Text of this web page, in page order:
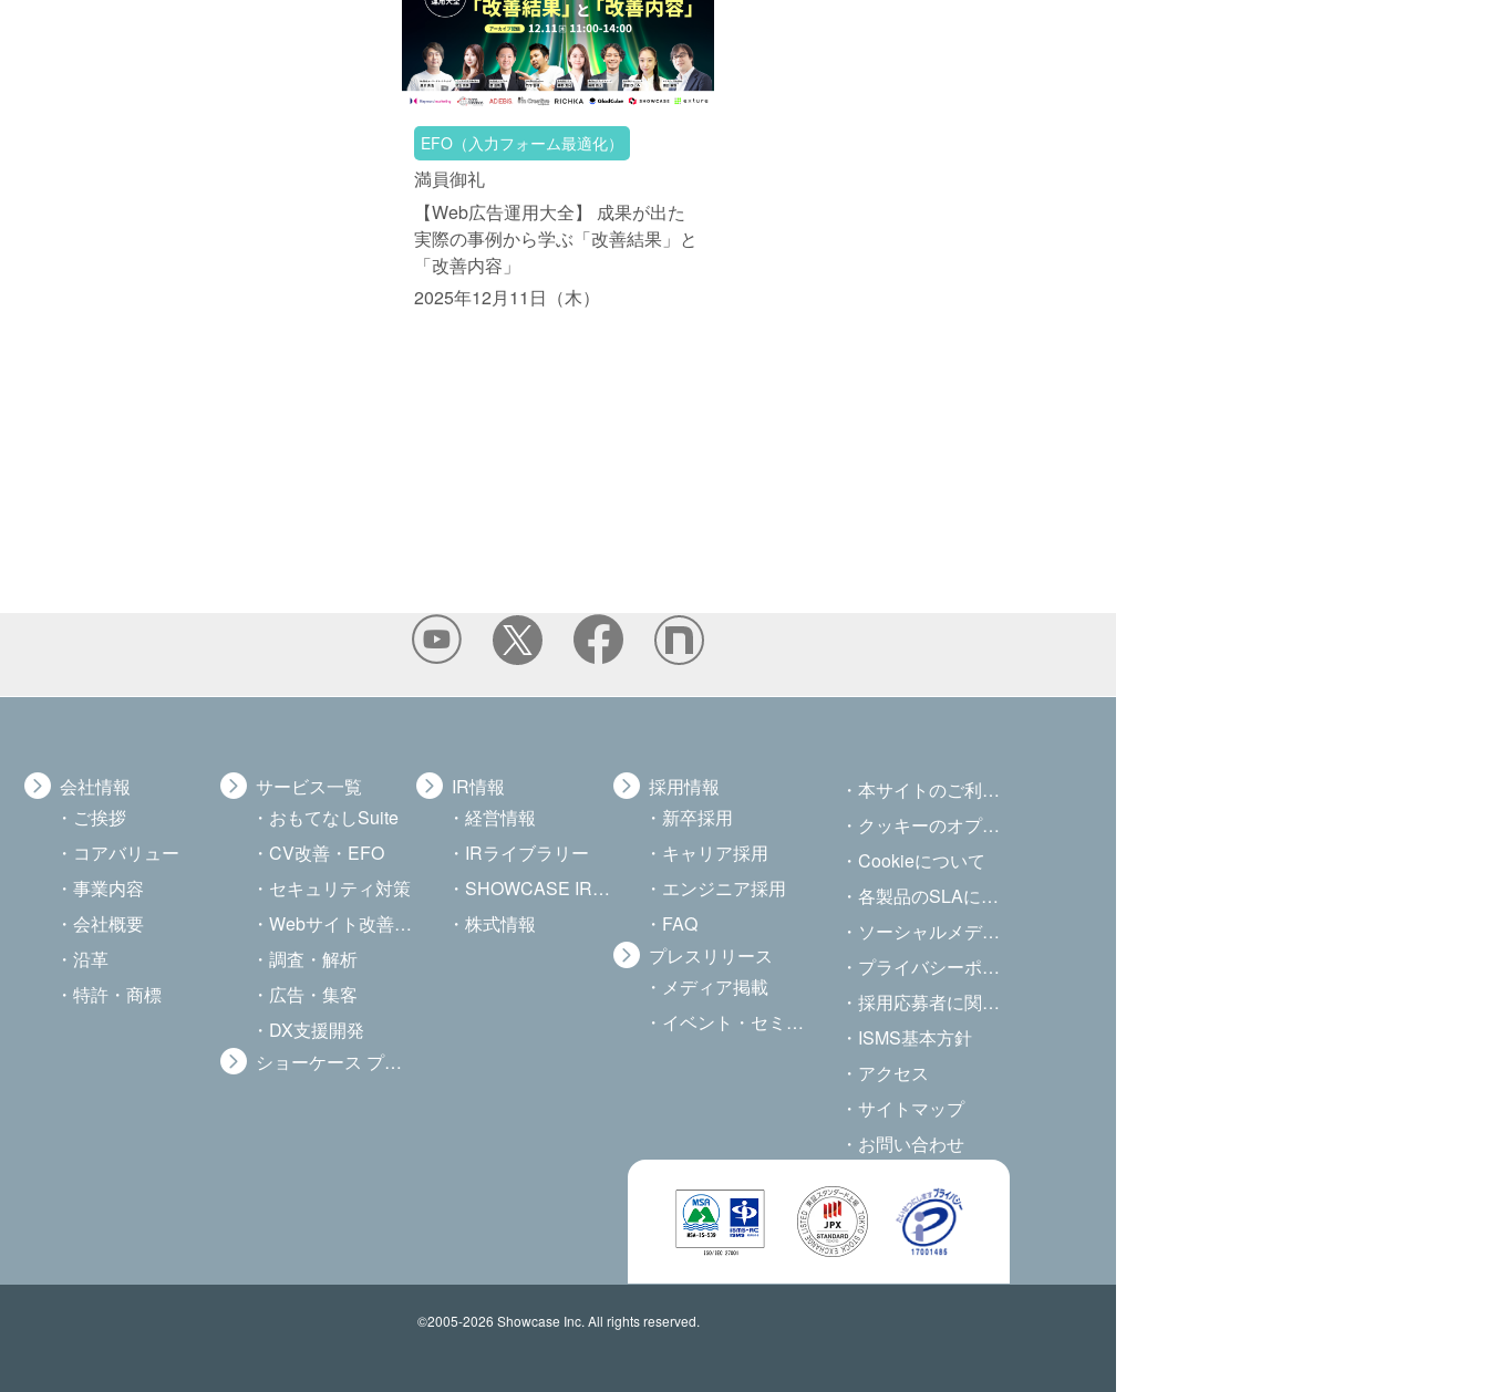
EFO（入力フォーム最適化）
満員御礼
【Web広告運用大全】 成果が出た
実際の事例から学ぶ「改善結果」と
「改善内容」
2025年12月11日（木）
会社情報
ご挨拶
コアバリュー
事業内容
会社概要
沿革
特許・商標
サービス一覧
おもてなしSuite
CV改善・EFO
セキュリティ対策
Webサイト改善・最適化
調査・解析
広告・集客
DX支援開発
ショーケース プラス
IR情報
経営情報
IRライブラリー
SHOWCASE IR Channel
株式情報
採用情報
新卒採用
キャリア採用
エンジニア採用
FAQ
プレスリリース
メディア掲載
イベント・セミナー
本サイトのご利用について
クッキーのオプトアウト
Cookieについて
各製品のSLAについて
ソーシャルメディアポリシー
プライバシーポリシー
採用応募者に関する個人情報の取り扱いについて
ISMS基本方針
アクセス
サイトマップ
お問い合わせ
©2005-2026 Showcase Inc. All rights reserved.